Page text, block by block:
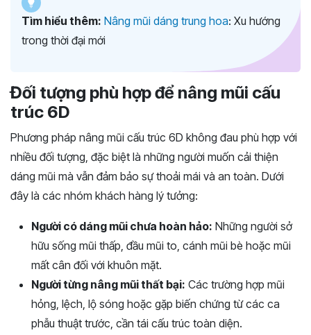
Tìm hiểu thêm: Nâng mũi dáng trung hoa: Xu hướng
trong thời đại mới
Đối tượng phù hợp để nâng mũi cấu
trúc 6D
Phương pháp nâng mũi cấu trúc 6D không đau phù hợp với
nhiều đối tượng, đặc biệt là những người muốn cải thiện
dáng mũi mà vẫn đảm bảo sự thoải mái và an toàn. Dưới
đây là các nhóm khách hàng lý tưởng:
Người có dáng mũi chưa hoàn hảo: Những người sở
hữu sống mũi thấp, đầu mũi to, cánh mũi bè hoặc mũi
mất cân đối với khuôn mặt.
Người từng nâng mũi thất bại: Các trường hợp mũi
hỏng, lệch, lộ sóng hoặc gặp biến chứng từ các ca
phẫu thuật trước, cần tái cấu trúc toàn diện.